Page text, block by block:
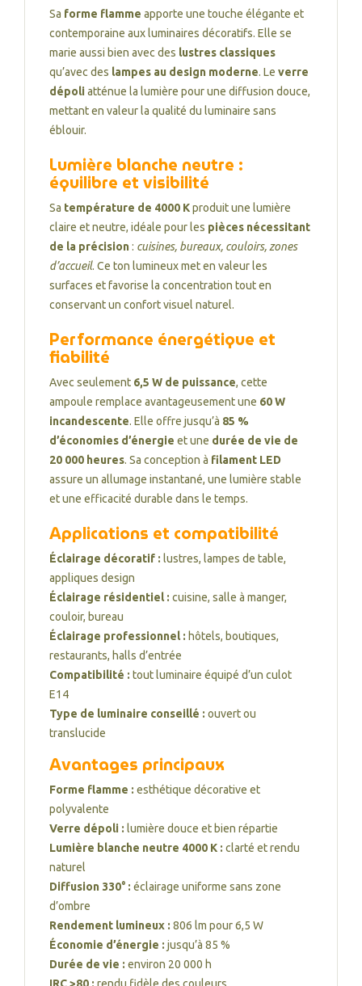
Sa forme flamme apporte une touche élégante et
contemporaine aux luminaires décoratifs. Elle se
marie aussi bien avec des lustres classiques
qu’avec des lampes au design moderne. Le verre
dépoliatténue la lumière pour une diffusion douce,
mettant en valeur la qualité du luminaire sans
éblouir.
Lumière blanche neutre :
équilibre et visibilité
Sa température de 4000 Kproduit une lumière
claire et neutre, idéale pour les pièces nécessitant
de la précision: cuisines, bureaux, couloirs, zones
d’accueil. Ce ton lumineux met en valeur les
surfaces et favorise la concentration tout en
conservant un confort visuel naturel.
Performance énergétique et
fiabilité
Avec seulement 6,5 W de puissance, cette
ampoule remplace avantageusement une 60 W
incandescente. Elle offre jusqu’à 85 %
d’économies d’énergie et une durée de vie de
20 000 heures. Sa conception à filament LED
assure un allumage instantané, une lumière stable
et une efficacité durable dans le temps.
Applications et compatibilité
Éclairage décoratif : lustres, lampes de table,
appliques design
Éclairage résidentiel : cuisine, salle à manger,
couloir, bureau
Éclairage professionnel : hôtels, boutiques,
restaurants, halls d’entrée
Compatibilité : tout luminaire équipé d’un culot
E14
Type de luminaire conseillé : ouvert ou
translucide
Avantages principaux
Forme flamme : esthétique décorative et
polyvalente
Verre dépoli : lumière douce et bien répartie
Lumière blanche neutre 4000 K : clarté et rendu
naturel
Diffusion 330° : éclairage uniforme sans zone
d’ombre
Rendement lumineux : 806 lm pour 6,5 W
Économie d’énergie : jusqu’à 85 %
Durée de vie : environ 20 000 h